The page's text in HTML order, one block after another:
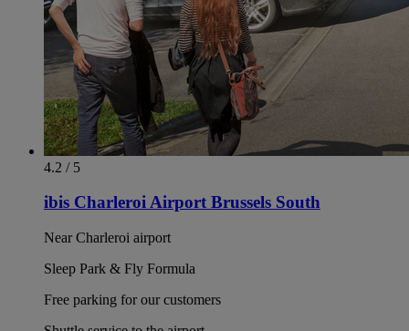
4.2 / 5
ibis Charleroi Airport Brussels South
Near Charleroi airport
Sleep Park & Fly Formula
Free parking for our customers